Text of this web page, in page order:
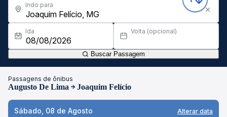
Indo para
Ida Volta (opcional)
Buscar Passagem
Passagens de ônibus
Augusto De Lima Joaquim Felício
Sábado, 08 de Agosto Alterar data